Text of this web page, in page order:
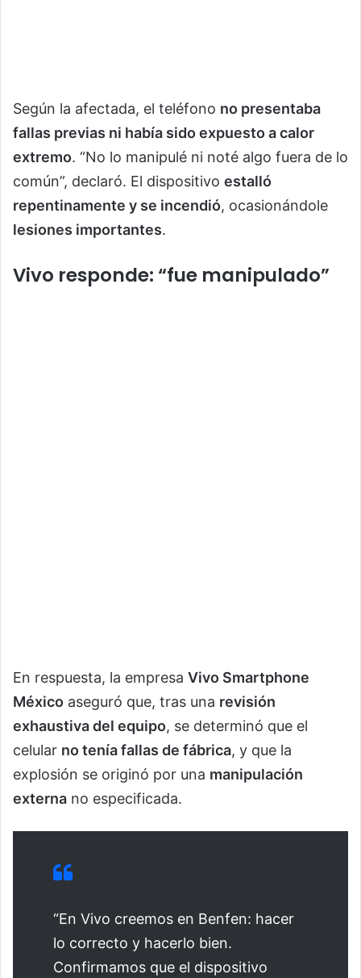
Según la afectada, el teléfono no presentaba
fallas previas ni había sido expuesto a calor
extremo. “No lo manipulé ni noté algo fuera de lo
común”, declaró. El dispositivo estalló
repentinamente y se incendió, ocasionándole
lesiones importantes.
Vivo responde: “fue manipulado”
En respuesta, la empresa Vivo Smartphone
México aseguró que, tras una revisión
exhaustiva del equipo, se determinó que el
celular no tenía fallas de fábrica, y que la
explosión se originó por una manipulación
externa no especificada.
“En Vivo creemos en Benfen: hacer
lo correcto y hacerlo bien.
Confirmamos que el dispositivo